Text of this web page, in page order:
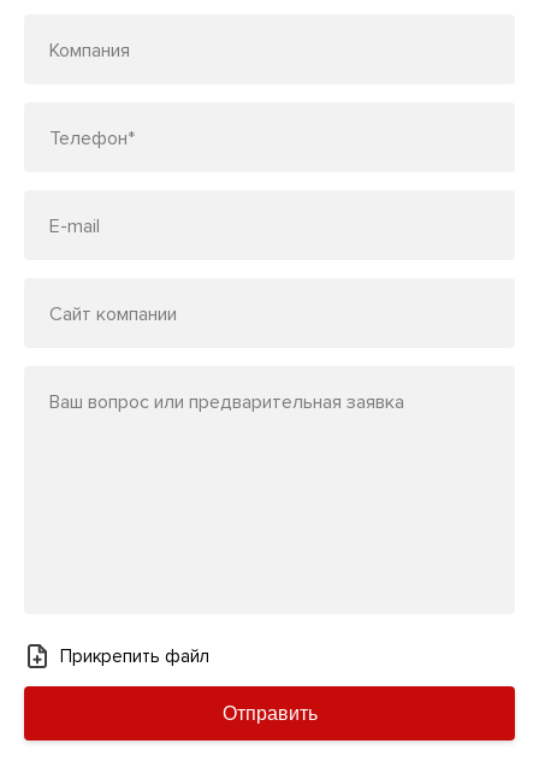
Компания
Телефон*
E-mail
Сайт компании
Ваш вопрос или предварительная заявка
Прикрепить файл
Отправить